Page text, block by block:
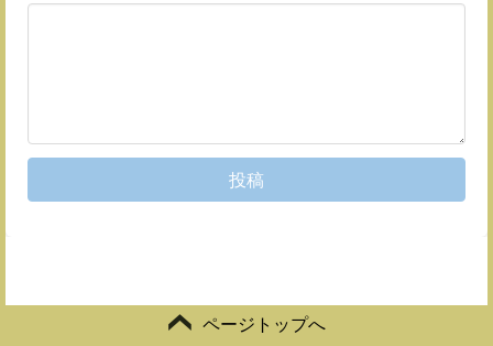
投稿
ページトップへ